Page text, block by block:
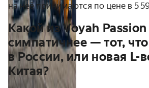
на неё принимаются по цене в 5
Какой из Voyah Passion
симпатичнее — тот,
в России, или новая L-
Китая?